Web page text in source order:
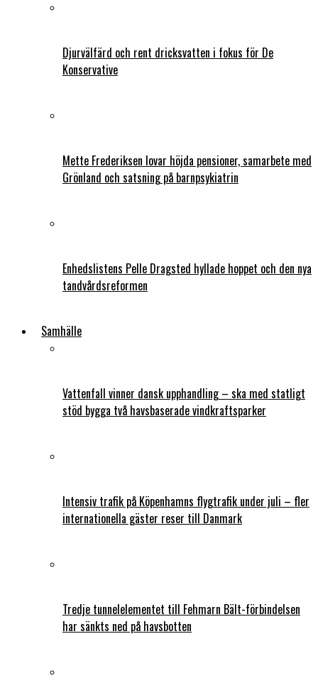
Djurvälfärd och rent dricksvatten i fokus för De
Konservative
Mette Frederiksen lovar höjda pensioner, samarbete med
Grönland och satsning på barnpsykiatrin
Enhedslistens Pelle Dragsted hyllade hoppet och den nya
tandvårdsreformen
Samhälle
Vattenfall vinner dansk upphandling – ska med statligt
stöd bygga två havsbaserade vindkraftsparker
Intensiv trafik på Köpenhamns flygtrafik under juli – fler
internationella gäster reser till Danmark
Tredje tunnelelementet till Fehmarn Bält-förbindelsen
har sänkts ned på havsbotten